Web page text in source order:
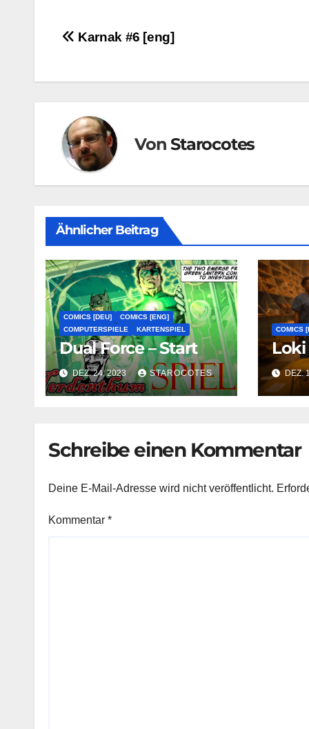
Beitragsnavigation
Karnak #6 [eng]
VonStarocotes
Ähnlicher Beitrag
COMICS [DEU]
COMICS [ENG]
COMPUTERSPIELE
KARTENSPIEL
Dual Force – Start
DEZ. 24, 2023 STAROCOTES
COMICS
Loki
DEZ.
Schreibe einen Kommentar
Deine E-Mail-Adresse wird nicht veröffentlicht.
Kommentar *